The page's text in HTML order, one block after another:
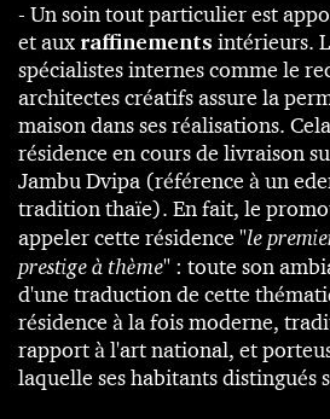
- Un soin tout particulier est
et aux raffinements intérieurs.
spécialistes internes comme le
architectes créatifs assure la
maison dans ses réalisations.
résidence en cours de livraison
Jambu Dvipa (référence à un
tradition thaïe). En fait, le
appeler cette résidence "le
prestige à thème" : toute son
d'une traduction de cette
résidence à la fois moderne,
rapport à l'art national, et
laquelle ses habitants distingués